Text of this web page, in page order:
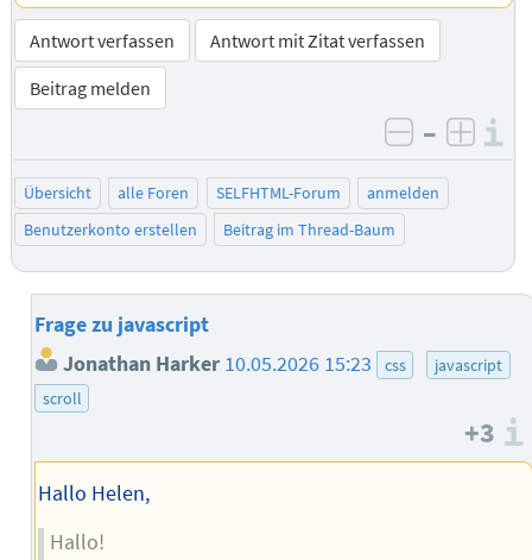
Antwort verfassen
Antwort mit Zitat verfassen
Beitrag melden
negativ
–
Übersicht alle Foren SELFHTML-Forum
anmelden
Benutzerkonto erstellen
Beitrag im Thread-Baum
Frage zu javascript
Jonathan Harker 10.05.2026 15:23 css
javascript
scroll
+3
Hallo Helen,
Hallo!